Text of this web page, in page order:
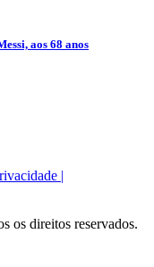
aos 68 anos
|
os direitos reservados.